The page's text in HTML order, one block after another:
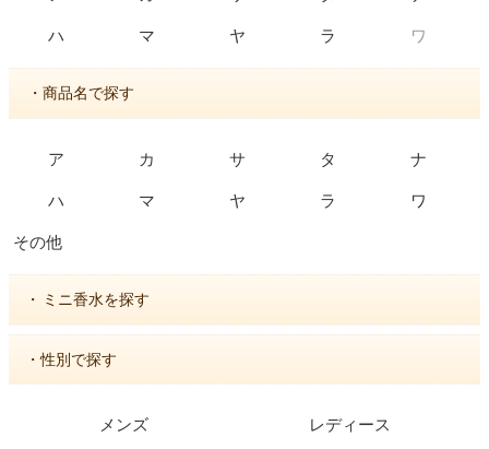
ハ マ ヤ ラ ワ
・商品名で探す
ア カ サ タ ナ
ハ マ ヤ ラ ワ
その他
・ ミニ香水を探す
・性別で探す
メンズ レディース